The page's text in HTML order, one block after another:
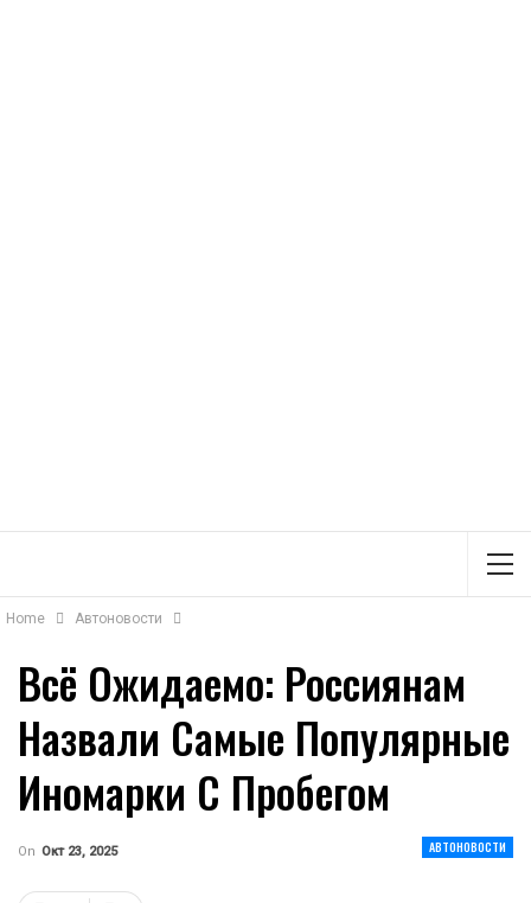
Home Автоновости
Всё Ожидаемо: Россиянам
Назвали Самые Популярные
Иномарки С Пробегом
АВТОНОВОСТИ
On Окт 23, 2025